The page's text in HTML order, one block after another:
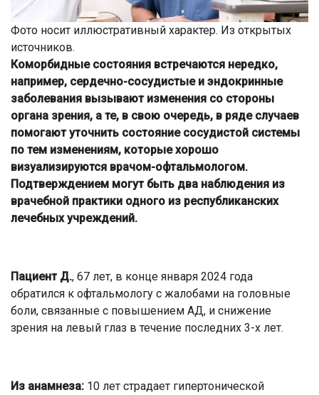
Фото носит иллюстративный характер. Из открытых
источников.
Коморбидные состояния встречаются нередко,
например, сердечно-сосудистые и эндокринные
заболевания вызывают изменения со стороны
органа зрения, а те, в свою очередь, в ряде случаев
помогают уточнить состояние сосудистой системы
по тем изменениям, которые хорошо
визуализируются врачом-офтальмологом.
Подтверждением могут быть два наблюдения из
врачебной практики одного из республиканских
лечебных учреждений.
Пациент Д., 67 лет, в конце января 2024 года
обратился к офтальмологу с жалобами на головные
боли, связанные с повышением АД, и снижение
зрения на левый глаз в течение последних 3-х лет.
Из анамнеза: 10 лет страдает гипертонической